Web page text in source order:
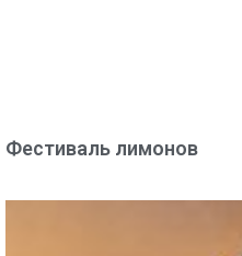
Фестиваль лимонов